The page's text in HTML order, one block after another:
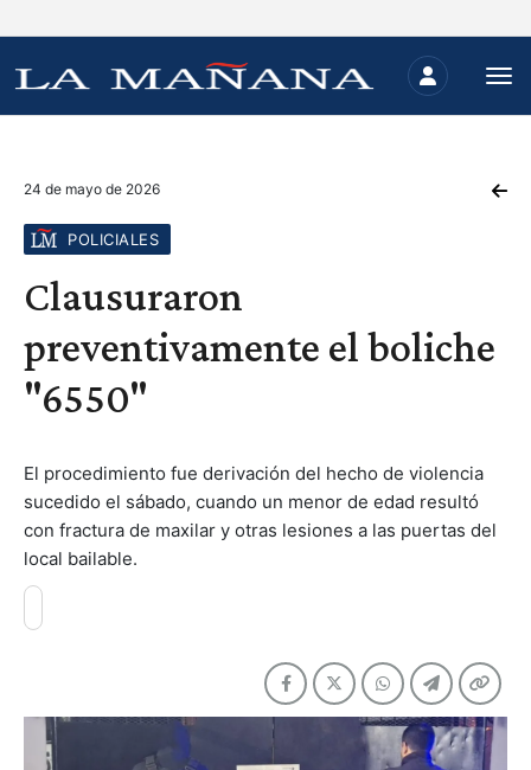
24 de mayo de 2026
POLICIALES
Clausuraron
preventivamente el boliche
"6550"
El procedimiento fue derivación del hecho de violencia
sucedido el sábado, cuando un menor de edad resultó
con fractura de maxilar y otras lesiones a las puertas del
local bailable.